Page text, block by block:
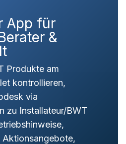
App für
&
Produkte am
kontrollieren,
via
zu Installateur/BWT
Aktionsangebote,